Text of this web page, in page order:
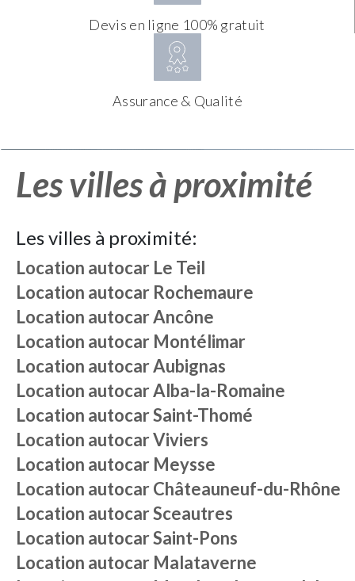
Devis en ligne 100% gratuit
Assurance & Qualité
Les villes à proximité
Les villes à proximité:
Location autocar Le Teil
Location autocar Rochemaure
Location autocarAncône
Location autocar Montélimar
Location autocarAubignas
Location autocarAlba-la-Romaine
Location autocarSaint-Thomé
Location autocarViviers
Location autocar Meysse
Location autocarChâteauneuf-du-Rhône
Location autocarSceautres
Location autocarSaint-Pons
Location autocar Malataverne